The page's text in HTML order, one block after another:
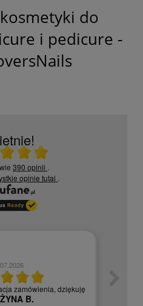
do
i pedicure -
5 na 5
390 opinii .
opinie tutaj .
zamówienia, dziękuję
B.